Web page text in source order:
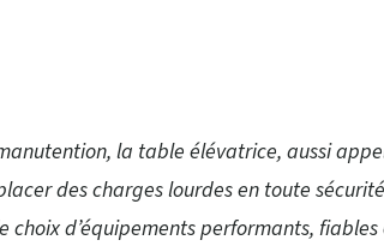
la table élévatrice, aussi
des charges lourdes en toute
d’équipements performants,